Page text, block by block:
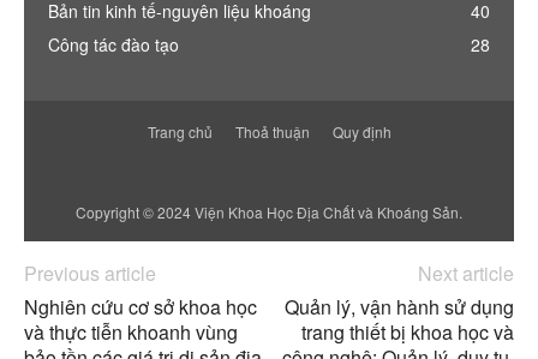
Bản tin kinh tế-nguyên liệu khoáng
40
Công tác đào tạo
28
Trang chủ Thoả thuận Quy định
Copyright © 2024 Viện Khoa Học Địa Chất và Khoáng Sản.
Previous article
Nghiên cứu cơ sở khoa học
và thực tiễn khoanh vùng
Next article
Quản lý, vận hành sử dụng
trang thiết bị khoa học và